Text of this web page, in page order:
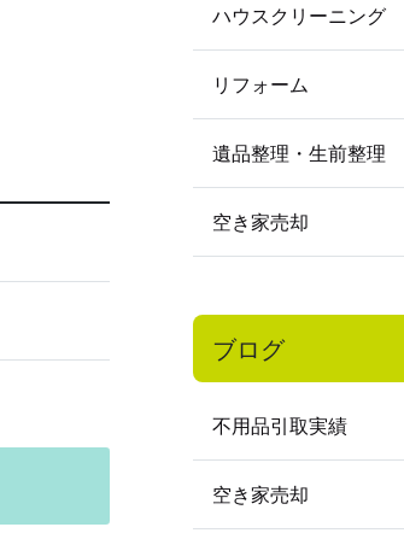
ハウスクリーニング
リフォーム
遺品整理・生前整理
空き家売却
ブログ
不用品引取実績
空き家売却